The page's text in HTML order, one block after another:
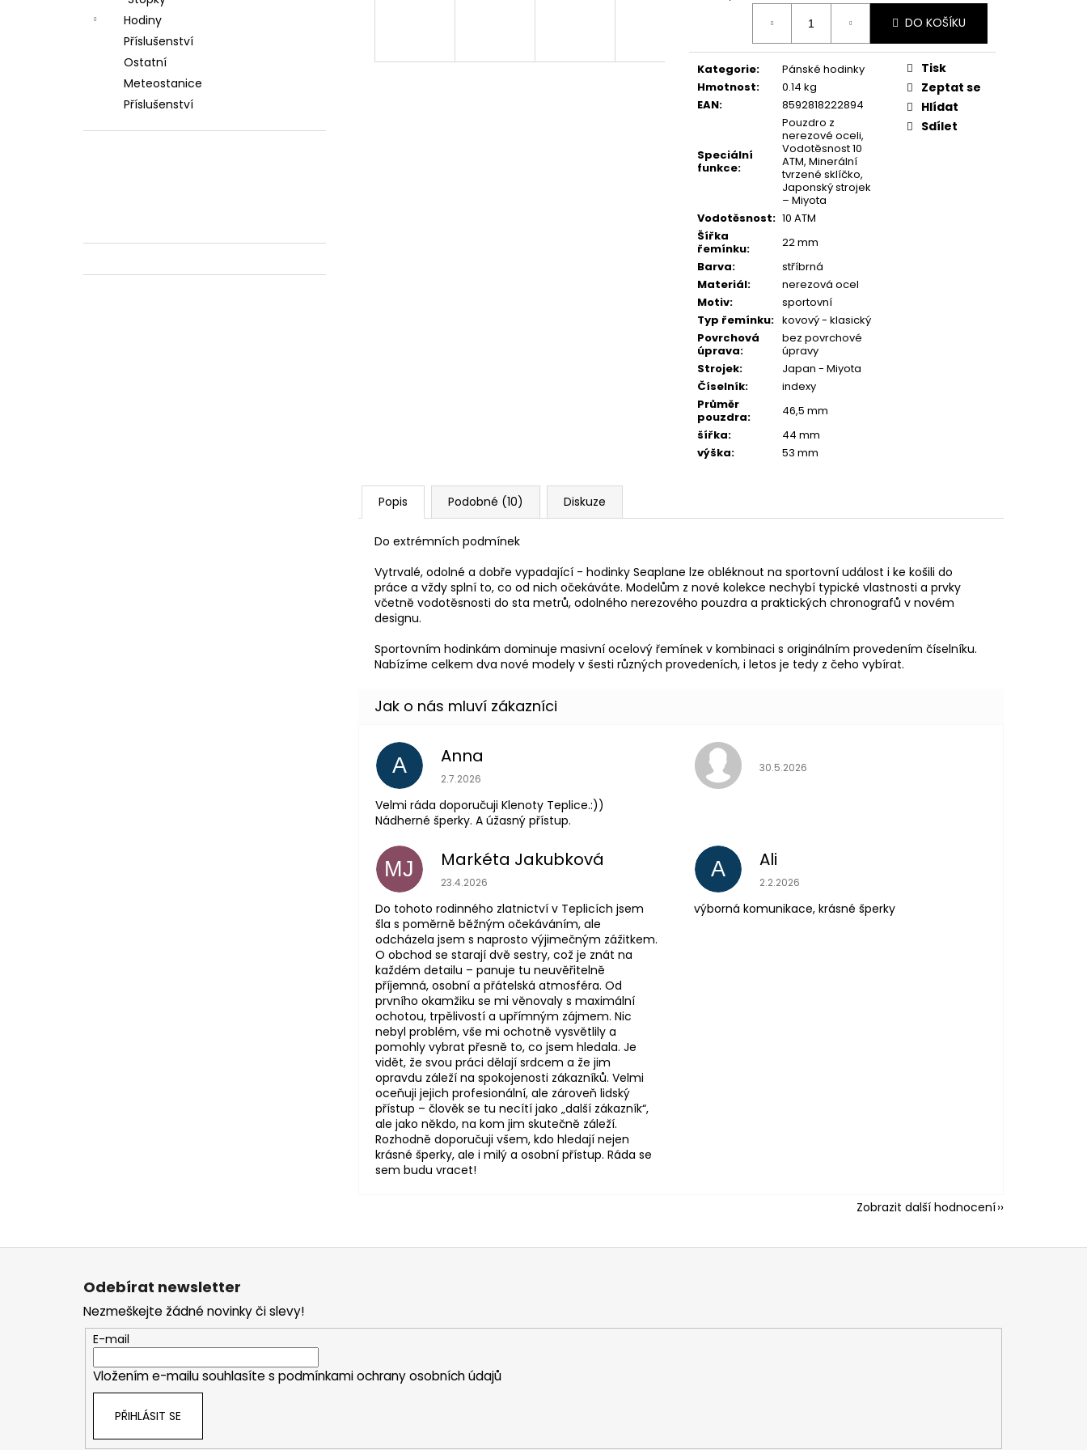
Hodiny
Příslušenství
Ostatní
Meteostanice
Příslušenství
DO KOŠÍKU
Kategorie:
Pánské hodinky
Hmotnost:
0.14 kg
EAN: 8592818222894
Speciální
funkce:
Pouzdro z
nerezové oceli,
Vodotěsnost 10
ATM, Minerální
tvrzené sklíčko,
Japonský strojek
– Miyota
Vodotěsnost: 10 ATM
Šířka
řemínku:
22 mm
Barva:
stříbrná
Materiál:
nerezová ocel
Motiv:
sportovní
Typ řemínku: kovový - klasický
Povrchová
úprava:
bez povrchové
úpravy
Strojek:
Japan - Miyota
Číselník:
indexy
Průměr
pouzdra:
46,5 mm
šířka:
44 mm
výška: 53 mm
Tisk
Zeptat se
Hlídat
Sdílet
Popis Podobné (10) Diskuze
Do extrémních podmínek
Vytrvalé, odolné a dobře vypadající - hodinky Seaplane lze obléknout na sportovní událost i ke košili do
práce a vždy splní to, co od nich očekáváte. Modelům z nové kolekce nechybí typické vlastnosti a prvky
včetně vodotěsnosti do sta metrů, odolného nerezového pouzdra a praktických chronografů v novém
designu.
Sportovním hodinkám dominuje masivní ocelový řemínek v kombinaci s originálním provedením číselníku.
Nabízíme celkem dva nové modely v šesti různých provedeních, i letos je tedy z čeho vybírat.
A Anna
Hodnocení obchodu je 5 z 5 hvězdiček.
2.7.2026
Velmi ráda doporučuji Klenoty Teplice.:))
Nádherné šperky. A úžasný přístup.
Hodnocení obchodu je 5 z 5 hvězdiček.
30.5.2026
MJ Markéta Jakubková
Hodnocení obchodu je 5 z 5 hvězdiček.
23.4.2026
Do tohoto rodinného zlatnictví v Teplicích jsem
šla s poměrně běžným očekáváním, ale
odcházela jsem s naprosto výjimečným zážitkem.
O obchod se starají dvě sestry, což je znát na
každém detailu – panuje tu neuvěřitelně
příjemná, osobní a přátelská atmosféra. Od
prvního okamžiku se mi věnovaly s maximální
ochotou, trpělivostí a upřímným zájmem. Nic
nebyl problém, vše mi ochotně vysvětlily a
pomohly vybrat přesně to, co jsem hledala. Je
vidět, že svou práci dělají srdcem a že jim
opravdu záleží na spokojenosti zákazníků. Velmi
oceňuji jejich profesionální, ale zároveň lidský
přístup – člověk se tu necítí jako „další zákazník“,
ale jako někdo, na kom jim skutečně záleží.
Rozhodně doporučuji všem, kdo hledají nejen
krásné šperky, ale i milý a osobní přístup. Ráda se
sem budu vracet!
A Ali
Hodnocení obchodu je 5 z 5 hvězdiček.
2.2.2026
výborná komunikace, krásné šperky
Zobrazit další hodnocení
Z
Odebírat newsletter
Nezmeškejte žádné novinky či slevy!
E-mail
Vložením e-mailu souhlasíte s podmínkami ochrany osobních údajů
PŘIHLÁSIT SE